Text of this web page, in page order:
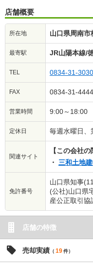
店舗概要
所在地 山口県周南
最寄駅 JR山陽本線/
TEL 0834-31-3030
FAX 0834-31-4444
営業時間 9:00～18:00
定休日 毎週水曜日、
関連サイト
【この会社の
三和土地
免許番号
山口県知事
(公社)山口県
産公正取引協
店舗の特徴
売却実績 （ 19件）